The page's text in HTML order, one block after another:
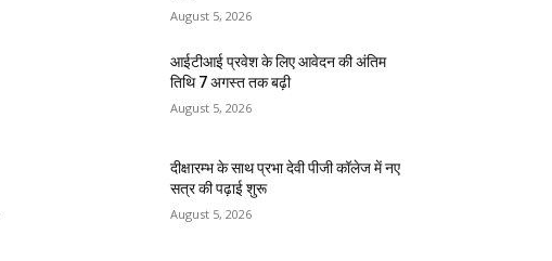
August 5, 2026
आईटीआई प्रवेश के लिए आवेदन की अंतिम
तिथि 7 अगस्त तक बढ़ी
August 5, 2026
दीक्षारम्भ के साथ प्रभा देवी पीजी कॉलेज में नए
सत्र की पढ़ाई शुरू
August 5, 2026